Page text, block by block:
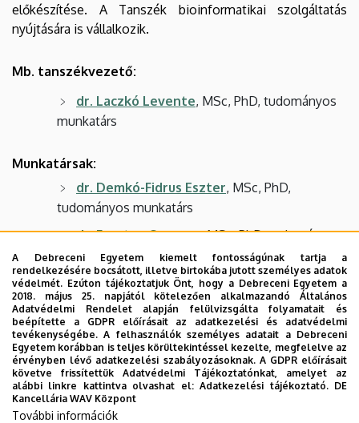
előkészítése. A Tanszék bioinformatikai szolgáltatás
nyújtására is vállalkozik.
Mb. tanszékvezető:
dr. Laczkó Levente, MSc, PhD, tudományos
munkatárs
Munkatársak:
dr. Demkó-Fidrus Eszter, MSc, PhD,
tudományos munkatárs
dr. Freytag Csongor, MSc, PhD, tudományos
munkatárs
Dr. Pálné Szén Orsolya, tanársegéd
dr. Rádai Zoltán, MSc, PhD, tudományos
főmunkatárs
Szabóné dr. Kaszab Eszter, MSc, PhD,
tudományos munkatárs
Nagy Szabolcs Vencel
A Debreceni Egyetem kiemelt fontosságúnak tartja a
rendelkezésére bocsátott, illetve birtokába jutott személyes adatok
védelmét. Ezúton tájékoztatjuk Önt, hogy a Debreceni Egyetem a
2018. május 25. napjától kötelezően alkalmazandó Általános
Adatvédelmi Rendelet alapján felülvizsgálta folyamatait és
beépítette a GDPR előírásait az adatkezelési és adatvédelmi
tevékenységébe. A felhasználók személyes adatait a Debreceni
Egyetem korábban is teljes körültekintéssel kezelte, megfelelve az
érvényben lévő adatkezelési szabályozásoknak. A GDPR előírásait
követve frissítettük Adatvédelmi Tájékoztatónkat, amelyet az
alábbi linkre kattintva olvashat el:Adatkezelési tájékoztató. DE
Kancellária WAV Központ
További információk